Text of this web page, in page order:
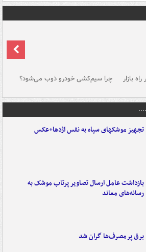
بازار چرا سیم‌کشی خودرو ذوب می‌شود؟
تجهیز موشکهای سپاه به نفس اژدها+عکس
بازداشت عامل ارسال تصاویر پرتاب موشک به
رسانه‌های معاند
برق پرمصرف‌ها گران شد